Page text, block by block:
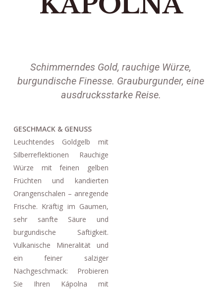
Schimmerndes Gold, rauchige Würze,
burgundische Finesse. Grauburgunder, eine
ausdrucksstarke Reise.
GESCHMACK & GENUSS
Leuchtendes Goldgelb mit
Silberreflektionen Rauchige
Würze mit feinen gelben
Früchten und kandierten
Orangenschalen – anregende
Frische. Kräftig im Gaumen,
sehr sanfte Säure und
burgundische Saftigkeit.
Vulkanische Mineralität und
ein feiner salziger
Nachgeschmack: Probieren
Sie Ihren Kápolna mit